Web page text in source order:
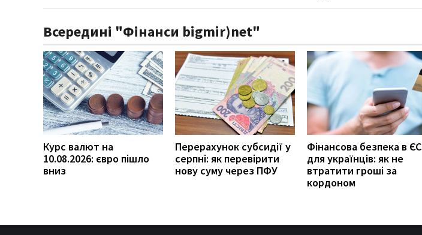
Всередині "Фінанси bigmir)net"
Курс валют на
10.08.2026: євро пішло
вниз
Перерахунок субсидії у
серпні: як перевірити
нову суму через ПФУ
Фінансова безпека в ЄС
для українців: як не
втратити гроші за
кордоном